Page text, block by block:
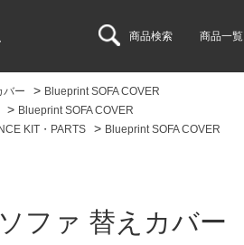
商品検索 商品一覧
バー > Blueprint SOFA COVER
> Blueprint SOFA COVER
KIT・PARTS > Blueprint SOFA COVER
ファ 替えカバー